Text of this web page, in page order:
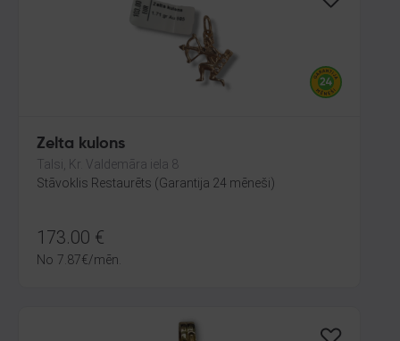
Zelta kulons
Talsi, Kr. Valdemāra iela 8
Stāvoklis Restaurēts (Garantija 24 mēneši)
173.00 €
No 7.87€/mēn.